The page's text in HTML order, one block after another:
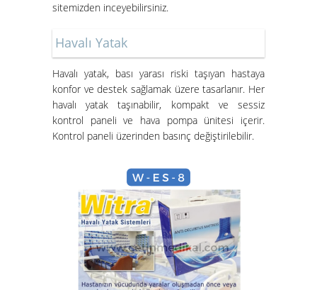
Hasta Karyolası ve Havalı Yatak
Nasıl Kurulur?
Hasta Karyolası Güzelbahçe
sitemizden inceyebilirsiniz.
Havalı Yatak
Havalı yatak, bası yarası riski taşıyan hastaya
konfor ve destek sağlamak üzere tasarlanır. Her
havalı yatak taşınabilir, kompakt ve sessiz
kontrol paneli ve hava pompa ünitesi içerir.
Kontrol paneli üzerinden basınç değiştirilebilir.